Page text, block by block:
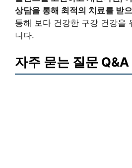
상담을 통해 최적의 치료를 받
통해 보다 건강한 구강 건강을
니다.
자주 묻는 질문 Q&A